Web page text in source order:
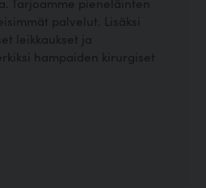
palvelut. Lisäksi
leikkaukset ja
hampaiden kirurgiset